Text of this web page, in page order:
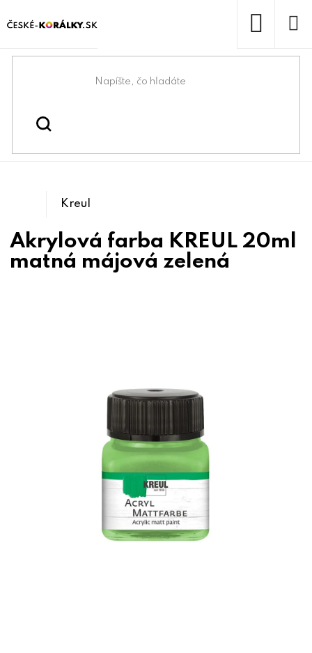
na
Domov
Kreatívne tvorenie
tvorenie / Tetovanie /
Akrylová farba KREUL 20ml
matná májová zelená
Kreul